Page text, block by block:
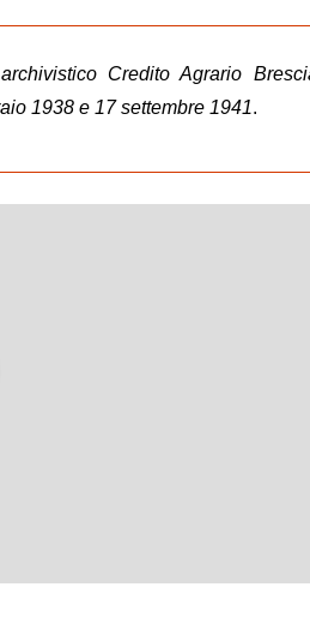
Credito Agrario
1938 e 17 settembre 1941.